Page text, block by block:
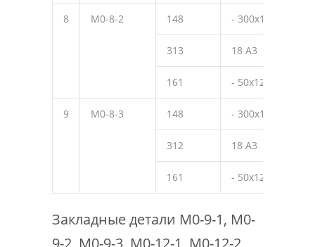
8 М0-8-2 148 - 300х12
313 18 А3
161 - 50х12
9 М0-8-3 148 - 300х12
312 18 А3
161 - 50х12
Закладные детали М0-9-1, М0-
9-2, М0-9-3, М0-12-1, М0-12-2,